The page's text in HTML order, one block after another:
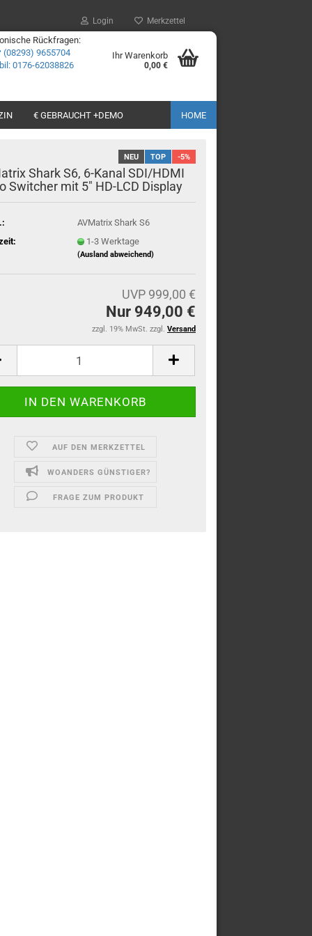
Login Merkzettel
Rückfragen:
(08293) 9655704
0176-62038826
Ihr Warenkorb
0,00 €
€ GEBRAUCHT +DEMO HOME
NEU TOP -5%
Shark S6, 6-Kanal SDI/HDMI
Switcher mit 5" HD-LCD Display
AVMatrix Shark S6
1-3 Werktage
(Ausland abweichend)
UVP 999,00 €
Nur 949,00 €
zzgl. 19% MwSt. zzgl. Versand
AUF DEN MERKZETTEL
WOANDERS GÜNSTIGER?
FRAGE ZUM PRODUKT